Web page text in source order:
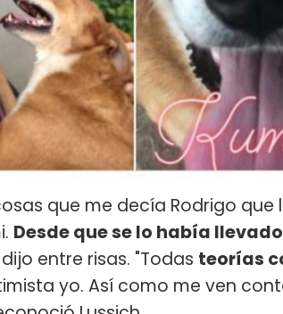
que me decía Rodrigo que
Desde que se lo había
dijo entre risas. "Todas teorías
yo. Así como me ven